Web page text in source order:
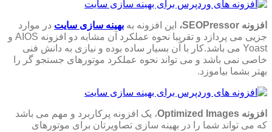
افزونه SEOPressor، این افزونه به بهینه سازی سایت در موارد
جزیی می پردازد و تقریبا نحوه عملکرد آن مشابه دو افزونه AIOS و
Yoast می باشد.کار با آن بسیار ساده بوده و نیازی به دانش فنی
خاصی نمی باشد و می تواند نحوه عملکرد موتورهای جستجو گر را
بهتر بشما بیاموزد.
افزونه
، یک افزونه پرکاربرد و مهم می باشد
که می تواند شما را در بهینه سازی تصاویرتان برای موتورهای